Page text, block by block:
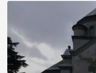
Херсонесі Володимир-
А потім було Хрещення